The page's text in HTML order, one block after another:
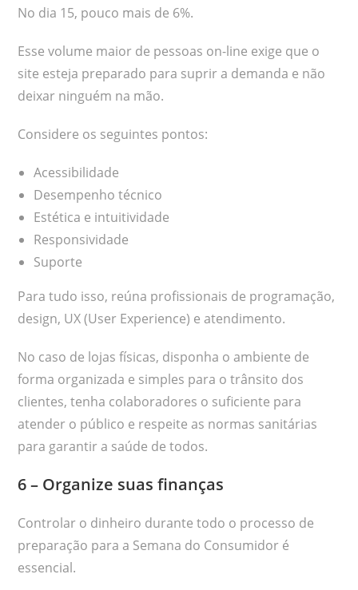
No dia 15, pouco mais de 6%.
Esse volume maior de pessoas on-line exige que o
site esteja preparado para suprir a demanda e não
deixar ninguém na mão.
Considere os seguintes pontos:
Acessibilidade
Desempenho técnico
Estética e intuitividade
Responsividade
Suporte
Para tudo isso, reúna profissionais de programação,
design, UX (User Experience) e atendimento.
No caso de lojas físicas, disponha o ambiente de
forma organizada e simples para o trânsito dos
clientes, tenha colaboradores o suficiente para
atender o público e respeite as normas sanitárias
para garantir a saúde de todos.
6 – Organize suas finanças
Controlar o dinheiro durante todo o processo de
preparação para a Semana do Consumidor é
essencial.